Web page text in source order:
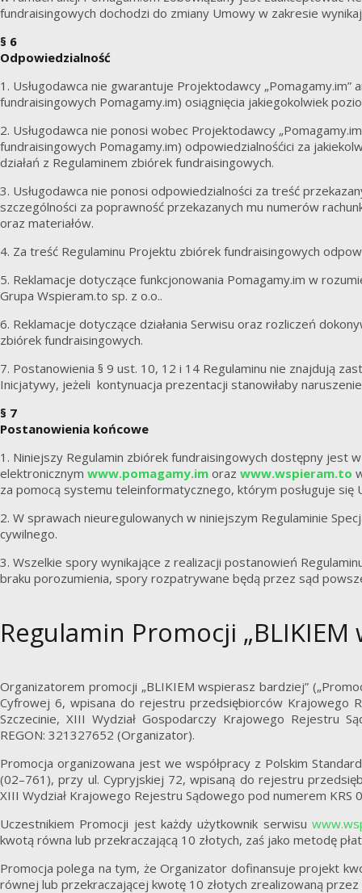
fundraisingowych dochodzi do zmiany Umowy w zakresie
§ 6
Odpowiedzialność
1. Usługodawca nie gwarantuje Projektodawcy
fundraisingowych Pomagamy.im) osiągnięcia jakiegokolwiek
2. Usługodawca nie ponosi wobec Projektodawcy
fundraisingowych Pomagamy.im) odpowiedzialnośćici za
działań z Regulaminem zbiórek fundraisingowych.
3. Usługodawca nie ponosi odpowiedzialności za treść
szczególności za poprawność przekazanych mu numerów
oraz materiałów.
4. Za treść Regulaminu Projektu zbiórek fundraisingowych
5. Reklamacje dotyczące funkcjonowania Pomagamy.im w
Grupa Wspieram.to sp. z o.o..
6. Reklamacje dotyczące działania Serwisu oraz rozliczeń
zbiórek fundraisingowych.
7. Postanowienia § 9 ust. 10, 12 i 14 Regulaminu nie znajdują
Inicjatywy, jeżeli kontynuacja prezentacji stanowiłaby
§ 7
Postanowienia końcowe
1. Niniejszy Regulamin zbiórek fundraisingowych dostępny jest
elektronicznym www.pomagamy.im oraz www.wspieram.to
za pomocą systemu teleinformatycznego, którym posługuje się
2. W sprawach nieuregulowanych w niniejszym Regulaminie
cywilnego.
3. Wszelkie spory wynikające z realizacji postanowień
braku porozumienia, spory rozpatrywane będą przez sąd
Regulamin Promocji
Organizatorem promocji „BLIKIEM wspierasz bardziej”
Cyfrowej 6, wpisana do rejestru przedsiębiorców Krajowego
Szczecinie, XIII Wydział Gospodarczy Krajowego Rejestru
REGON: 321327652 (Organizator).
Promocja organizowana jest we współpracy z Polskim
(02–761), przy ul. Cypryjskiej 72, wpisaną do rejestru
XIII Wydział Krajowego Rejestru Sądowego pod numerem
Uczestnikiem Promocji jest każdy użytkownik serwisu
kwotą równa lub przekraczającą 10 złotych, zaś jako metodę
Promocja polega na tym, że Organizator dofinansuje projekt
równej lub przekraczającej kwotę 10 złotych zrealizowaną